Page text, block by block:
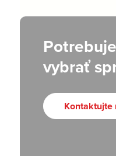
vybrať
Kontaktujte